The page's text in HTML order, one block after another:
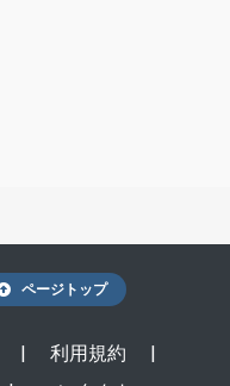
ページトップ
利用規約